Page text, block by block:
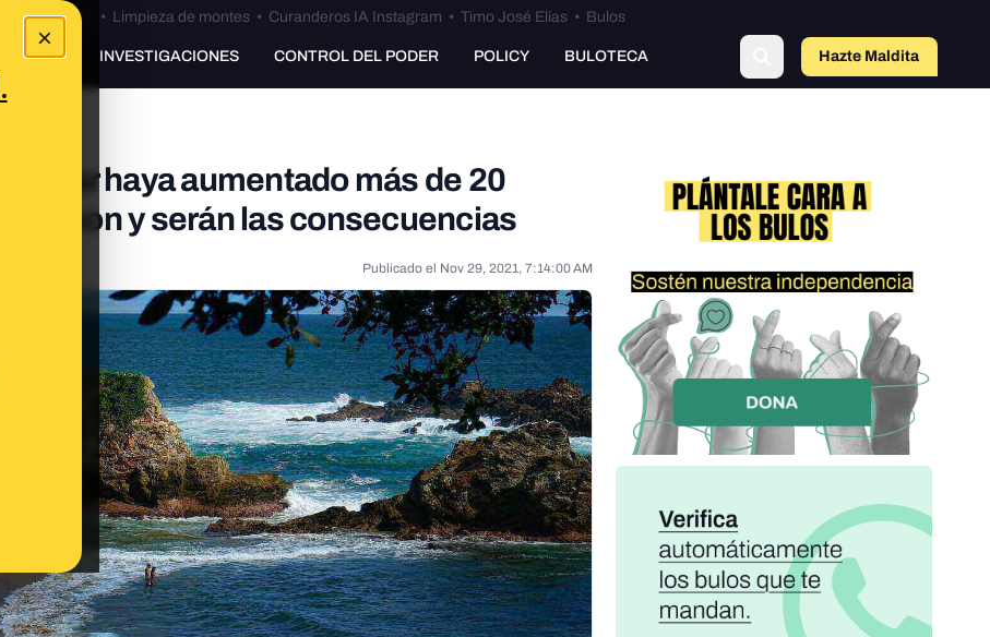
×
Bulos Ceuta • Limpieza de montes• Curanderos IA Instagram • Timo José Elías• Bulos
INVESTIGACIONES CONTROL DEL PODER POLICY BULOTECA Hazte Maldito
mar haya aumentado más de 20
son y serán las consecuencias
Publicado el Nov 29, 2021, 7:14:00 AM